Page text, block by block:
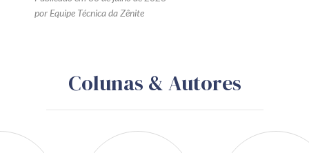
por Equipe Técnica da Zênite
Colunas & Autores